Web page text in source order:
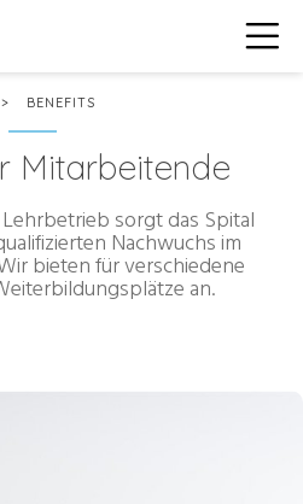
> BENEFITS
Mitarbeitende
sorgt das Spital
Nachwuchs im
bieten für verschiedene
an.